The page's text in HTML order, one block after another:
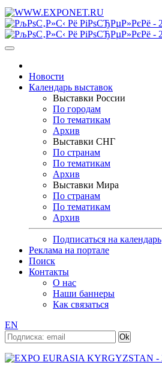
Новости
Календарь выставок
Выставки России
По городам
По тематикам
Архив
Выставки СНГ
По странам
По тематикам
Архив
Выставки Мира
По странам
По тематикам
Архив
Подписаться на календарь
Реклама на портале
Поиск
Контакты
О нас
Наши баннеры
Как связаться
EN